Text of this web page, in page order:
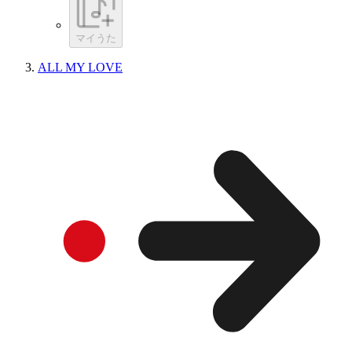
マイうた
ALL MY LOVE